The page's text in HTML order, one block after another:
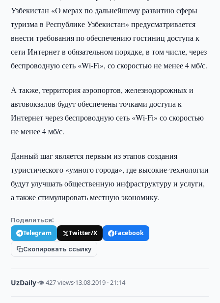
Узбекистан «О мерах по дальнейшему развитию сферы
туризма в Республике Узбекистан» предусматривается
внести требования по обеспечению гостиниц доступа к
сети Интернет в обязательном порядке, в том числе, через
беспроводную сеть «Wi-Fi», со скоростью не менее 4 мб/с.
А также, территория аэропортов, железнодорожных и
автовокзалов будут обеспечены точками доступа к
Интернет через беспроводную сеть «Wi-Fi» со скоростью
не менее 4 мб/с.
Данный шаг является первым из этапов создания
туристического «умного города», где высокие-технологии
будут улучшать общественную инфраструктуру и услуги,
а также стимулировать местную экономику.
Поделиться:
Telegram Twitter/X
Facebook
Скопировать ссылку
UzDaily·👁 427 views·13.08.2019 · 21:14